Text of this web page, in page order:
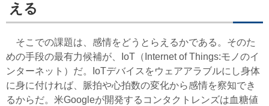
える
そこでの課題は、感情をどうとらえるかである。そのた
めの手段の最有力候補が、IoT（Internet of Things:モノのイ
ンターネット）だ。IoTデバイスをウェアアラブルにし身体
に身に付ければ、脈拍や心拍数の変化から感情を察知でき
るからだ。米Googleが開発するコンタクトレンズは血糖値